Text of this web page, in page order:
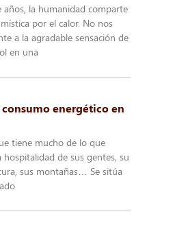
años, la humanidad comparte
por el calor. No nos
a la agradable sensación de
en una
energético en
tiene mucho de lo que
de sus gentes, su
sus montañas… Se sitúa